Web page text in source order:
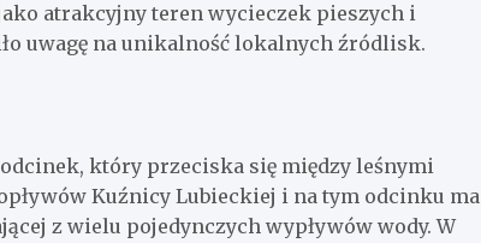
atrakcyjny teren wycieczek pieszych i
uwagę na unikalność lokalnych źródlisk.
który przeciska się między leśnymi
Kuźnicy Lubieckiej i na tym odcinku ma
z wielu pojedynczych wypływów wody. W